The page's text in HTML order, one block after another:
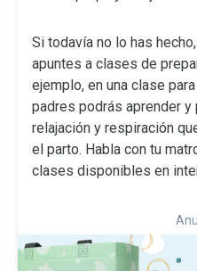
Si todavía no lo has
apuntes a clases de
ejemplo, en una clase
padres podrás aprender
relajación y respiración
el parto. Habla con tu
clases disponibles en